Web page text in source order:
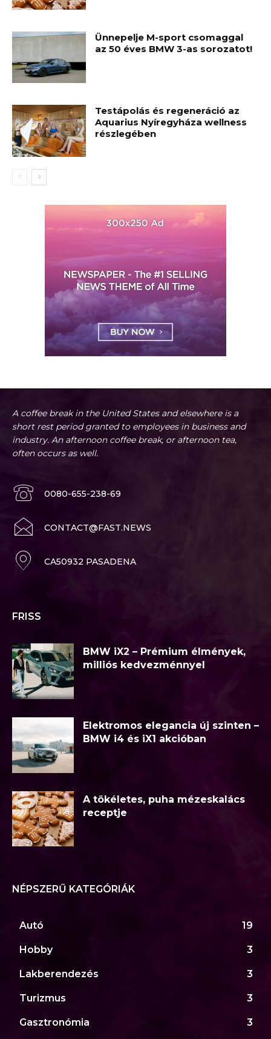
Ünnepelje M-sport csomaggal
az 50 éves BMW 3-as sorozatot!
Testápolás és regeneráció az
Aquarius Nyíregyháza wellness
részlegében
A coffee break in the United States and elsewhere is a
short rest period granted to employees in business and
industry. An afternoon coffee break, or afternoon tea,
often occurs as well.
0080-655-238-69
CONTACT@FAST.NEWS
CA50932 PASADENA
FRISS
BMW iX2 – Prémium élmények,
milliós kedvezménnyel
Elektromos elegancia új szinten –
BMW i4 és iX1 akcióban
A tökéletes, puha mézeskalács
receptje
NÉPSZERŰ KATEGÓRIÁK
Autó 19
Hobby 3
Lakberendezés 3
Turizmus 3
Gasztronómia 3